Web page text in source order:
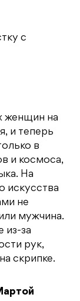
с
женщин на
и теперь
в
и космоса,
На
искусства
не
мужчина.
из-за
рук,
скрипке.